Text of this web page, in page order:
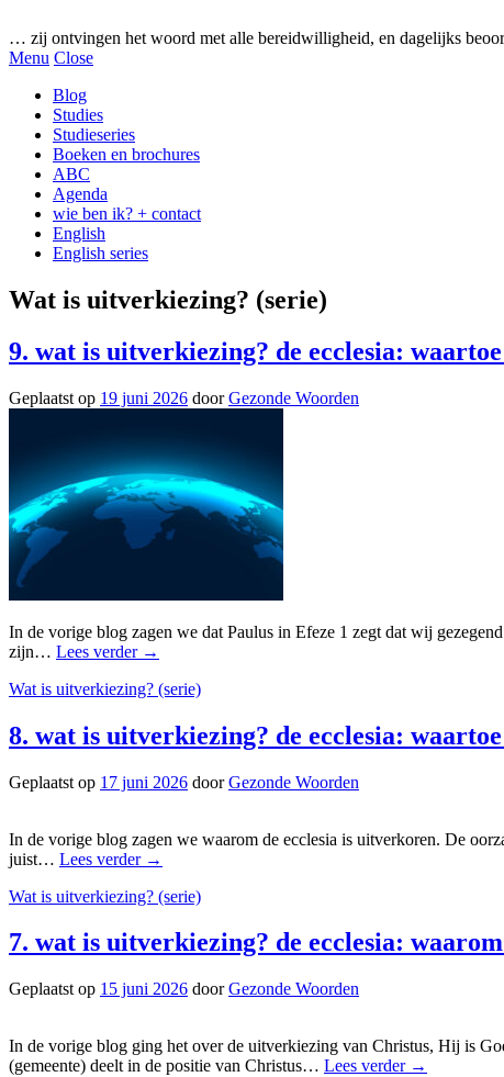
… zij ontvingen het woord met alle bereidwilligheid, en dagelijks
Menu Close
Blog
Studies
Studieseries
Boeken en brochures
ABC
Agenda
wie ben ik? + contact
English
English series
Wat is uitverkiezing? (serie)
9. wat is uitverkiezing? de ecclesia:
Geplaatst op 19 juni 2026 doorGezonde Woorden
In de vorige blog zagen we dat Paulus in Efeze 1 zegt dat wij
zijn… Lees verder →
Wat is uitverkiezing? (serie)
8. wat is uitverkiezing? de ecclesia:
Geplaatst op 17 juni 2026 doorGezonde Woorden
In de vorige blog zagen we waarom de ecclesia is uitverkoren. De
juist… Lees verder →
Wat is uitverkiezing? (serie)
7. wat is uitverkiezing? de ecclesia:
Geplaatst op 15 juni 2026 doorGezonde Woorden
In de vorige blog ging het over de uitverkiezing van Christus, Hij is
(gemeente) deelt in de positie van Christus… Lees verder →